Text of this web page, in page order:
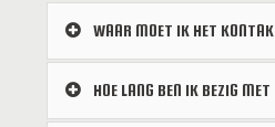
WAAR MOET IK HET
HOE LANG BEN IK BEZIG